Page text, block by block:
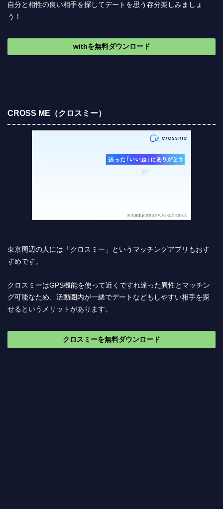
自分と相性の良い相手を探してデートを思う存分楽しみましょ
う！
withを無料ダウンロード
CROSS ME（クロスミー）
東京周辺の人には「クロスミー」というマッチングアプリもおす
すめです。
クロスミーはGPS機能を使って近くですれ違った異性とマッチン
グ可能なため、活動圏内が一緒でデートなどもしやすい相手を探
せるというメリットがあります。
クロスミーを無料ダウンロード